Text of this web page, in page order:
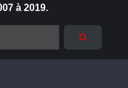
à 2019.